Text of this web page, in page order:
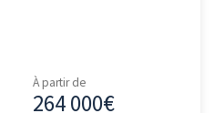
À partir de
264 000€